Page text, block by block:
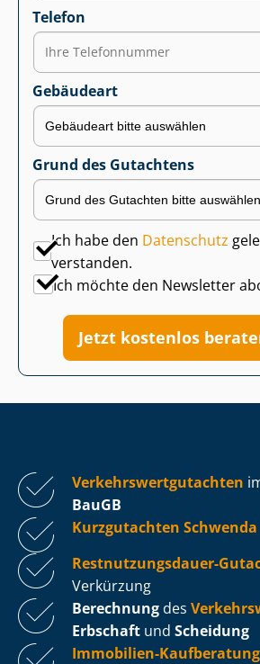
Telefon
Gebäudeart
Grund des Gutachtens
Ich habe den Datenschutz
verstanden.
Ich möchte den Newsletter
Jetzt kostenlos
Ver­kehrs­wert­gut­ach­ten
BauGB
Kurzgutachten Schwenda
Rest­nut­zungs­dau­er-
Verkürzung
Berechnung des
Erbschaft und Scheidung
Immobilien-Kaufberatung